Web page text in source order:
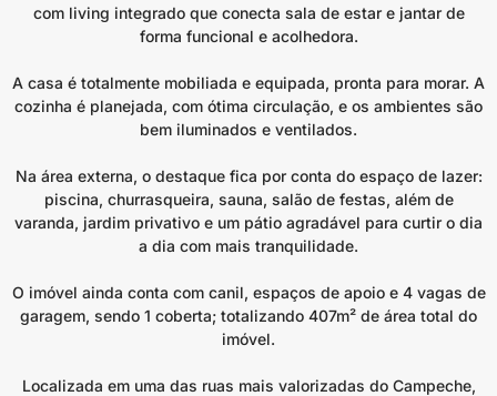
com living integrado que conecta sala de estar e jantar de
forma funcional e acolhedora.
A casa é totalmente mobiliada e equipada, pronta para morar. A
cozinha é planejada, com ótima circulação, e os ambientes são
bem iluminados e ventilados.
Na área externa, o destaque fica por conta do espaço de lazer:
piscina, churrasqueira, sauna, salão de festas, além de
varanda, jardim privativo e um pátio agradável para curtir o dia
a dia com mais tranquilidade.
O imóvel ainda conta com canil, espaços de apoio e 4 vagas de
garagem, sendo 1 coberta; totalizando 407m² de área total do
imóvel.
Localizada em uma das ruas mais valorizadas do Campeche,